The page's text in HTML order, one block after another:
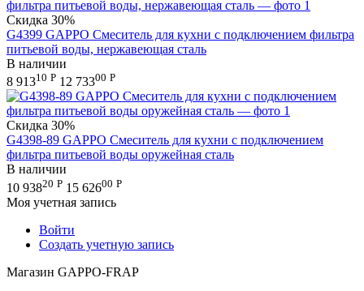
Скидка 30%
G4399 GAPPO Смеситель для кухни с подключением фильтра
питьевой воды, нержавеющая сталь
В наличии
8 91310 Р 12 73300 Р
Скидка 30%
G4398-89 GAPPO Смеситель для кухни с подключением
фильтра питьевой воды оружейная сталь
В наличии
10 93820 Р 15 62600 Р
Моя учетная запись
Войти
Создать учетную запись
Магазин GAPPO-FRAP